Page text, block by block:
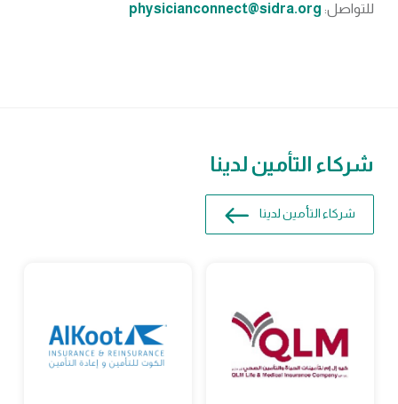
للتواصل: physicianconnect@sidra.org
شركاء التأمين لدينا
شركاء التأمين لدينا